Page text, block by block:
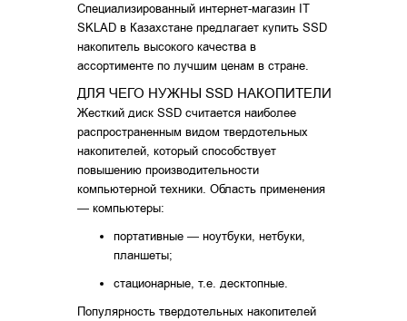
Специализированный интернет-магазин IT
SKLAD в Казахстане предлагает купить SSD
накопитель высокого качества в
ассортименте по лучшим ценам в стране.
ДЛЯ ЧЕГО НУЖНЫ SSD НАКОПИТЕЛИ
Жесткий диск SSD считается наиболее
распространенным видом твердотельных
накопителей, который способствует
повышению производительности
компьютерной техники. Область применения
— компьютеры:
портативные — ноутбуки, нетбуки,
планшеты;
стационарные, т.е. десктопные.
Популярность твердотельных накопителей